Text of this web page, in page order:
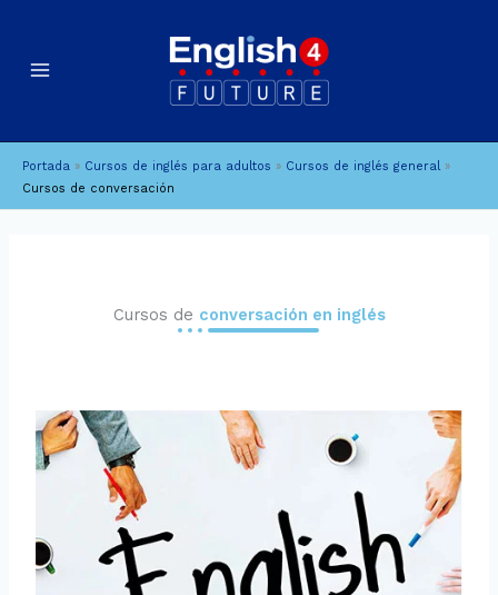
contenido
Portada » Cursos de inglés para adultos » Cursos de inglés general»
Cursos de conversación
Cursos de conversación en inglés